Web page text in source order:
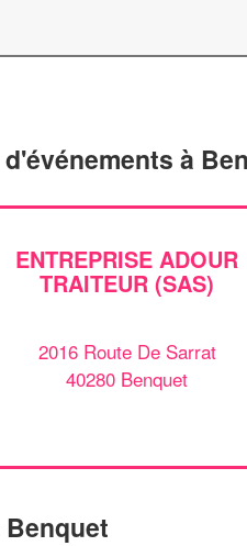
à
ENTREPRISE ADOUR
TRAITEUR (SAS)
2016 Route De Sarrat
40280 Benquet
Benquet